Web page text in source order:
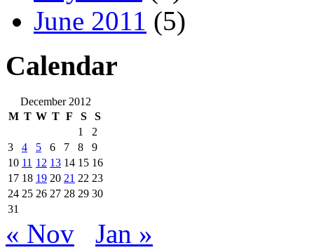
June 2011 (5)
Calendar
December 2012
M T W T F S
S
1
2
3
4 5 6 7 8
9
10 11 12 13 14 15 16
17 18 19 20 21 22 23
24 25 26 27 28 29 30
31
« Nov Jan »